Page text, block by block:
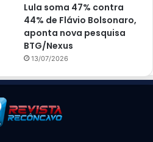
Lula soma 47% contra
44% de Flávio Bolsonaro,
aponta nova pesquisa
BTG/Nexus
13/07/2026